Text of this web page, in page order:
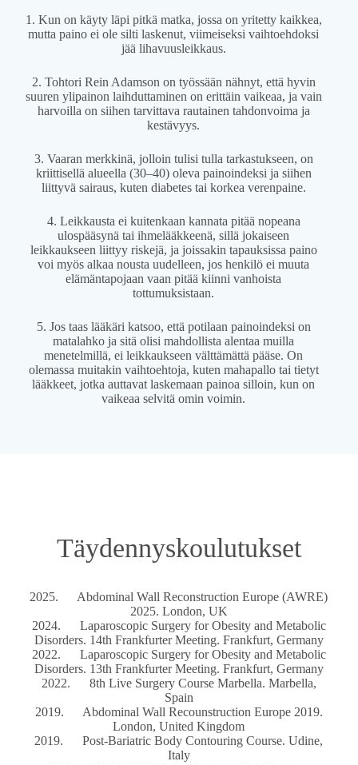
1. Kun on käyty läpi pitkä matka, jossa on yritetty kaikkea,
mutta paino ei ole silti laskenut, viimeiseksi vaihtoehdoksi
jää lihavuusleikkaus.
2. Tohtori Rein Adamson on työssään nähnyt, että hyvin
suuren ylipainon laihduttaminen on erittäin vaikeaa, ja vain
harvoilla on siihen tarvittava rautainen tahdonvoima ja
kestävyys.
3. Vaaran merkkinä, jolloin tulisi tulla tarkastukseen, on
kriittisellä alueella (30–40) oleva painoindeksi ja siihen
liittyvä sairaus, kuten diabetes tai korkea verenpaine.
4. Leikkausta ei kuitenkaan kannata pitää nopeana
ulospääsynä tai ihmelääkkeenä, sillä jokaiseen
leikkaukseen liittyy riskejä, ja joissakin tapauksissa paino
voi myös alkaa nousta uudelleen, jos henkilö ei muuta
elämäntapojaan vaan pitää kiinni vanhoista
tottumuksistaan.
5. Jos taas lääkäri katsoo, että potilaan painoindeksi on
matalahko ja sitä olisi mahdollista alentaa muilla
menetelmillä, ei leikkaukseen välttämättä pääse. On
olemassa muitakin vaihtoehtoja, kuten mahapallo tai tietyt
lääkkeet, jotka auttavat laskemaan painoa silloin, kun on
vaikeaa selvitä omin voimin.
Täydennyskoulutukset
2025. Abdominal Wall Reconstruction Europe (AWRE)
2025. London, UK
2024. Laparoscopic Surgery for Obesity and Metabolic
Disorders. 14th Frankfurter Meeting. Frankfurt, Germany
2022. Laparoscopic Surgery for Obesity and Metabolic
Disorders. 13th Frankfurter Meeting. Frankfurt, Germany
2022. 8th Live Surgery Course Marbella. Marbella,
Spain
2019. Abdominal Wall Recounstruction Europe 2019.
London, United Kingdom
2019. Post-Bariatric Body Contouring Course. Udine,
Italy